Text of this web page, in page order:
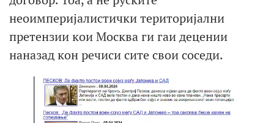
неоимперијалистички територијални
претензии кои Москва ги гаи децении
наназад кон речиси сите свои соседи.